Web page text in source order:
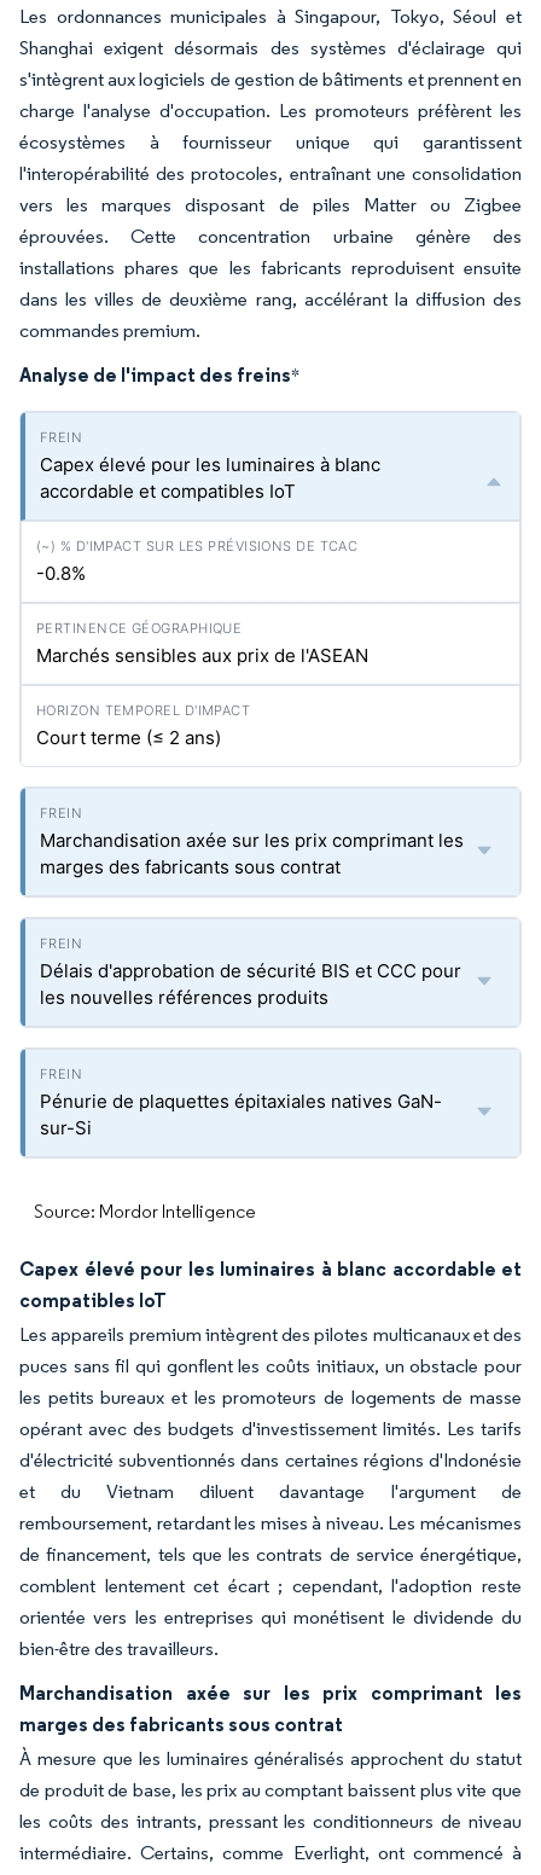
Les ordonnances municipales à Singapour, Tokyo, Séoul et
Shanghai exigent désormais des systèmes d'éclairage qui
s'intègrent aux logiciels de gestion de bâtiments et prennent en
charge l'analyse d'occupation. Les promoteurs préfèrent les
écosystèmes à fournisseur unique qui garantissent
l'interopérabilité des protocoles, entraînant une consolidation
vers les marques disposant de piles Matter ou Zigbee
éprouvées. Cette concentration urbaine génère des
installations phares que les fabricants reproduisent ensuite
dans les villes de deuxième rang, accélérant la diffusion des
commandes premium.
Analyse de l'impact des freins*
Capex élevé pour les luminaires à blanc
accordable et compatibles IoT
-0.8%
Marchés sensibles aux prix de l'ASEAN
Court terme (≤ 2 ans)
Marchandisation axée sur les prix comprimant les
marges des fabricants sous contrat
Délais d'approbation de sécurité BIS et CCC pour
les nouvelles références produits
Pénurie de plaquettes épitaxiales natives GaN-
sur-Si
Source: Mordor Intelligence
Capex élevé pour les luminaires à blanc accordable et
compatibles IoT
Les appareils premium intègrent des pilotes multicanaux et des
puces sans fil qui gonflent les coûts initiaux, un obstacle pour
les petits bureaux et les promoteurs de logements de masse
opérant avec des budgets d'investissement limités. Les tarifs
d'électricité subventionnés dans certaines régions d'Indonésie
et du Vietnam diluent davantage l'argument de
remboursement, retardant les mises à niveau. Les mécanismes
de financement, tels que les contrats de service énergétique,
comblent lentement cet écart ; cependant, l'adoption reste
orientée vers les entreprises qui monétisent le dividende du
bien-être des travailleurs.
Marchandisation axée sur les prix comprimant les
marges des fabricants sous contrat
À mesure que les luminaires généralisés approchent du statut
de produit de base, les prix au comptant baissent plus vite que
les coûts des intrants, pressant les conditionneurs de niveau
intermédiaire. Certains, comme Everlight, ont commencé à